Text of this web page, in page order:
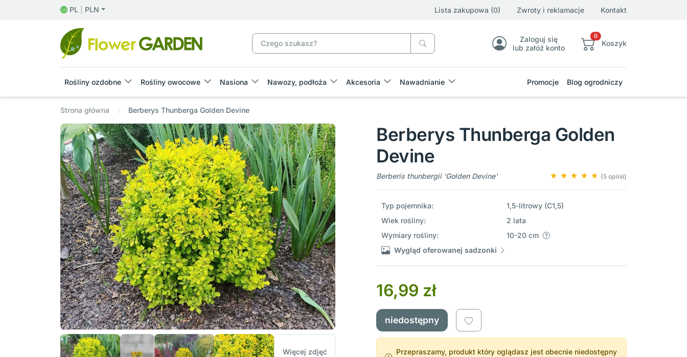
PL PLN Lista zakupowa (0) Zwroty i reklamacje Kontakt
Zaloguj się
lub załóż konto
0
Koszyk
Rośliny ozdobne Rośliny owocowe Nasiona Nawozy, podłoża Akcesoria Nawadnianie Promocje Blog ogrodniczy
Strona główna Berberys Thunberga Golden Devine
Więcej zdjęć
Berberys Thunberga Golden
Devine
Berberis thunbergii 'Golden Devine' (5 opinii)
Typ pojemnika:
1,5-litrowy (C1,5)
Wiek rośliny:
2 lata
Wymiary rośliny:
10-20 cm
Wygląd oferowanej sadzonki
16,99 zł
niedostępny
Przepraszamy, produkt który oglądasz jest obecnie niedostępny